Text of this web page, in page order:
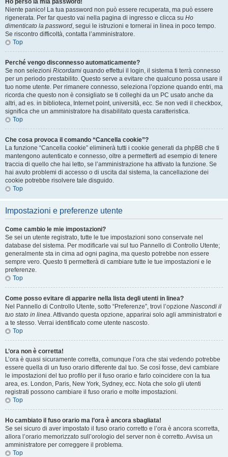
Ho perso la mia password!
Niente panico! La tua password non può essere recuperata, ma può essere
rigenerata. Per far questo vai nella pagina di ingresso e clicca su Ho
dimenticato la password, segui le istruzioni e tornerai in linea in poco tempo.
Se riscontro difficoltà, contatta l’amministratore.
Top
Perché vengo disconnesso automaticamente?
Se non selezioni Ricordami quando effettui il login, il sistema ti terrà connesso
per un periodo prestabilito. Questo serve a evitare che qualcuno possa usare il
tuo nome utente. Per rimanere connesso, seleziona l’opzione quando entri, ma
ricorda che questo non è consigliato se ti colleghi da un PC usato anche da
altri, ad es. in biblioteca, Internet point, università, ecc. Se non vedi il checkbox,
significa che un amministratore ha disabilitato questa caratteristica.
Top
Che cosa provoca il comando “Cancella cookie”?
La funzione “Cancella cookie” eliminerà tutti i cookie generati da phpBB che ti
mantengono autenticato e connesso, oltre a permetterti ad esempio di tenere
traccia di quello che hai letto, se l’amministrazione ha attivato la funzione. Se
hai avuto problemi di accesso o di uscita dal sistema, la cancellazione dei
cookie potrebbe risolvere tale disguido.
Top
Impostazioni e preferenze utente
Come cambio le mie impostazioni?
Se sei un utente registrato, tutte le tue impostazioni sono conservate nel
database del sistema. Per modificarle vai sul tuo Pannello di Controllo Utente;
generalmente sta in cima ad ogni pagina, ma questo potrebbe non essere
sempre vero. Questo ti permetterà di cambiare tutte le tue impostazioni e le
preferenze.
Top
Come posso evitare di apparire nella lista degli utenti in linea?
Nel Pannello di Controllo Utente, sotto “Preferenze”, trovi l’opzione Nascondi il
tuo stato in linea. Attivando questa opzione, apparirai solo agli amministratori e
a te stesso. Verrai identificato come utente nascosto.
Top
L’ora non è corretta!
L’ora è quasi sicuramente corretta, comunque l’ora che stai vedendo potrebbe
essere quella di un fuso orario differente dal tuo. Se così fosse, devi cambiare
le impostazioni del tuo profilo per il fuso orario e farlo coincidere con la tua
area, es. London, Paris, New York, Sydney, ecc. Nota che solo gli utenti
registrati possono cambiare il fuso orario e molte impostazioni.
Top
Ho cambiato il fuso orario ma l’ora è ancora sbagliata!
Se sei sicuro di aver impostato il fuso orario corretto e l’ora è ancora scorretta,
allora l’orario memorizzato sull’orologio del server non è corretto. Avvisa un
amministratore per correggere il problema.
Top